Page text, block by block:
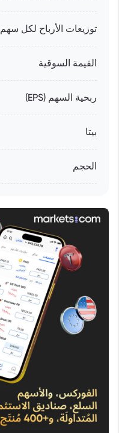
توزيعات الأرباح لكل سهم
القيمة السوقية
ربحية السهم (EPS)
بيتا
الحجم